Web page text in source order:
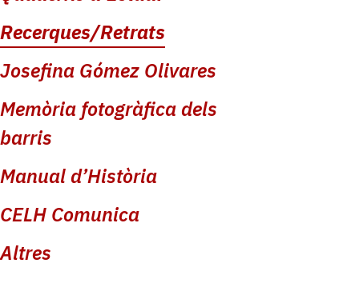
nivell
Recerques/Retrats
Josefina Gómez Olivares
Memòria fotogràfica dels
barris
Manual d’Història
CELH Comunica
Altres